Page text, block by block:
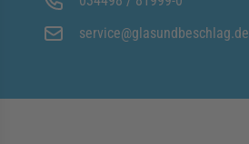
service@glasundbeschlag.de